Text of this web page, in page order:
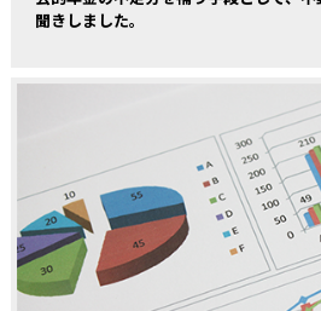
聞きしました。